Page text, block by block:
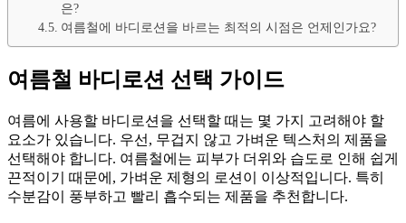
은?
여름철에 바디로션을 바르는 최적의 시점은 언제인가요?
여름철 바디로션 선택 가이드
여름에 사용할 바디로션을 선택할 때는 몇 가지 고려해야 할
요소가 있습니다. 우선, 무겁지 않고 가벼운 텍스처의 제품을
선택해야 합니다. 여름철에는 피부가 더위와 습도로 인해 쉽게
끈적이기 때문에, 가벼운 제형의 로션이 이상적입니다. 특히
수분감이 풍부하고 빨리 흡수되는 제품을 추천합니다.